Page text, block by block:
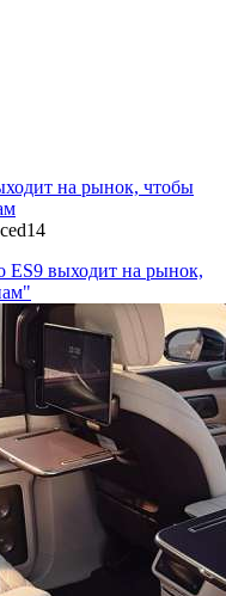
на рынок, чтобы
ES9 выходит на рынок,